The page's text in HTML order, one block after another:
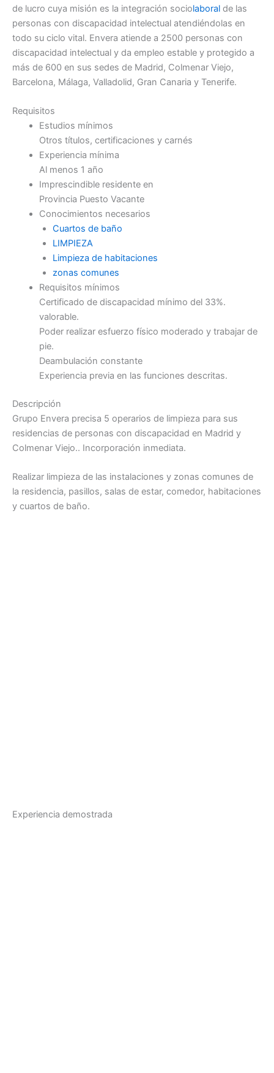
de lucro cuya misión es la integración sociolaboral de las
personas con discapacidad intelectual atendiéndolas en
todo su ciclo vital. Envera atiende a 2500 personas con
discapacidad intelectual y da empleo estable y protegido a
más de 600 en sus sedes de Madrid, Colmenar Viejo,
Barcelona, Málaga, Valladolid, Gran Canaria y Tenerife.
Requisitos
Estudios mínimos
Otros títulos, certificaciones y carnés
Experiencia mínima
Al menos 1 año
Imprescindible residente en
Provincia Puesto Vacante
Conocimientos necesarios
Cuartos de baño
LIMPIEZA
Limpieza de habitaciones
zonas comunes
Requisitos mínimos
Certificado de discapacidad mínimo del 33%.
valorable.
Poder realizar esfuerzo físico moderado y trabajar de
pie.
Deambulación constante
Experiencia previa en las funciones descritas.
Descripción
Grupo Envera precisa 5 operarios de limpieza para sus
residencias de personas con discapacidad en Madrid y
Colmenar Viejo.. Incorporación inmediata.
Realizar limpieza de las instalaciones y zonas comunes de
la residencia, pasillos, salas de estar, comedor, habitaciones
y cuartos de baño.
Experiencia demostrada